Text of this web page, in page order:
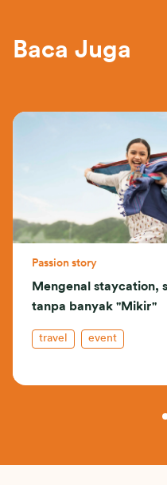
Baca Juga
Passion story
Mengenal staycation,
tanpa banyak "Mikir"
travel event